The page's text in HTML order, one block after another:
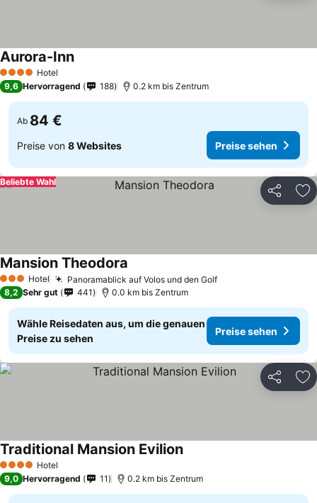
4 Sterne Hotel
Aurora-Inn
9,6 Hervorragend 188 0.2 km bis Zentrum
Ab 84 €
Preise von 8 Websites Preise sehen
Teilen
Beliebte Wahl
3 SterneHotel Panoramablick auf Volos und den Golf
Mansion Theodora
8,2 Sehr gut 441 0.0 km bis Zentrum
Wähle Reisedaten aus, um die genauen
Preise zu sehen
Preise sehen
Teilen
4 Sterne Hotel
Traditional Mansion Evilion
9,0 Hervorragend 11 0.2 km bis Zentrum